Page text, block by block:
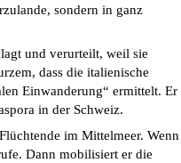
sondern in ganz
und verurteilt, weil sie
dass die italienische
Einwanderung“ ermittelt. Er
in der Schweiz.
im Mittelmeer. Wenn
Dann mobilisiert er die